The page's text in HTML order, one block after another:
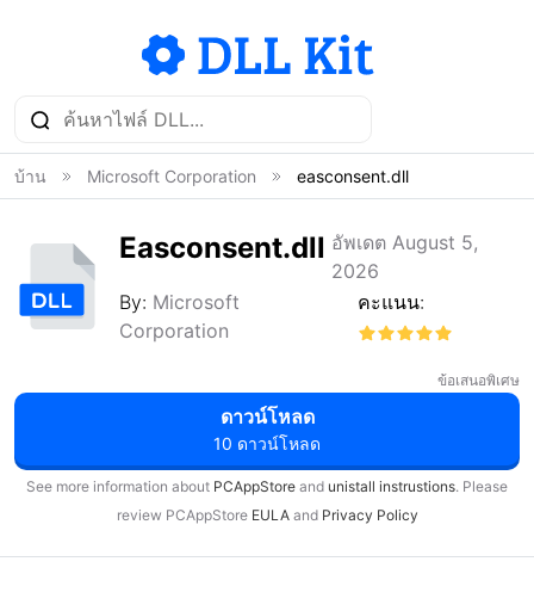
บ้าน Microsoft Corporation easconsent.dll
Easconsent.dll อัพเดต August 5,
2026
By: Microsoft
Corporation
คะแนน:
ข้อเสนอพิเศษ
ดาวน์โหลด
10 ดาวน์โหลด
See more information about PCAppStore and unistall instrustions. Please
review PCAppStore EULAand Privacy Policy